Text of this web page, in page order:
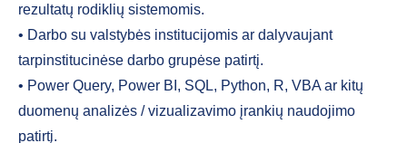
rezultatų rodiklių sistemomis.
• Darbo su valstybės institucijomis ar dalyvaujant
tarpinstitucinėse darbo grupėse patirtį.
• Power Query, Power BI, SQL, Python, R, VBA ar kitų
duomenų analizės / vizualizavimo įrankių naudojimo
patirtį.